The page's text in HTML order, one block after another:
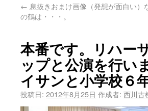
← 息抜きおまけ画像（発想が面白い）
の鶴は・・・。
本番です。リハー
ップと公演を行い
イサンと小学校６
投稿日: 2012年8月25日 作成者: 西川古